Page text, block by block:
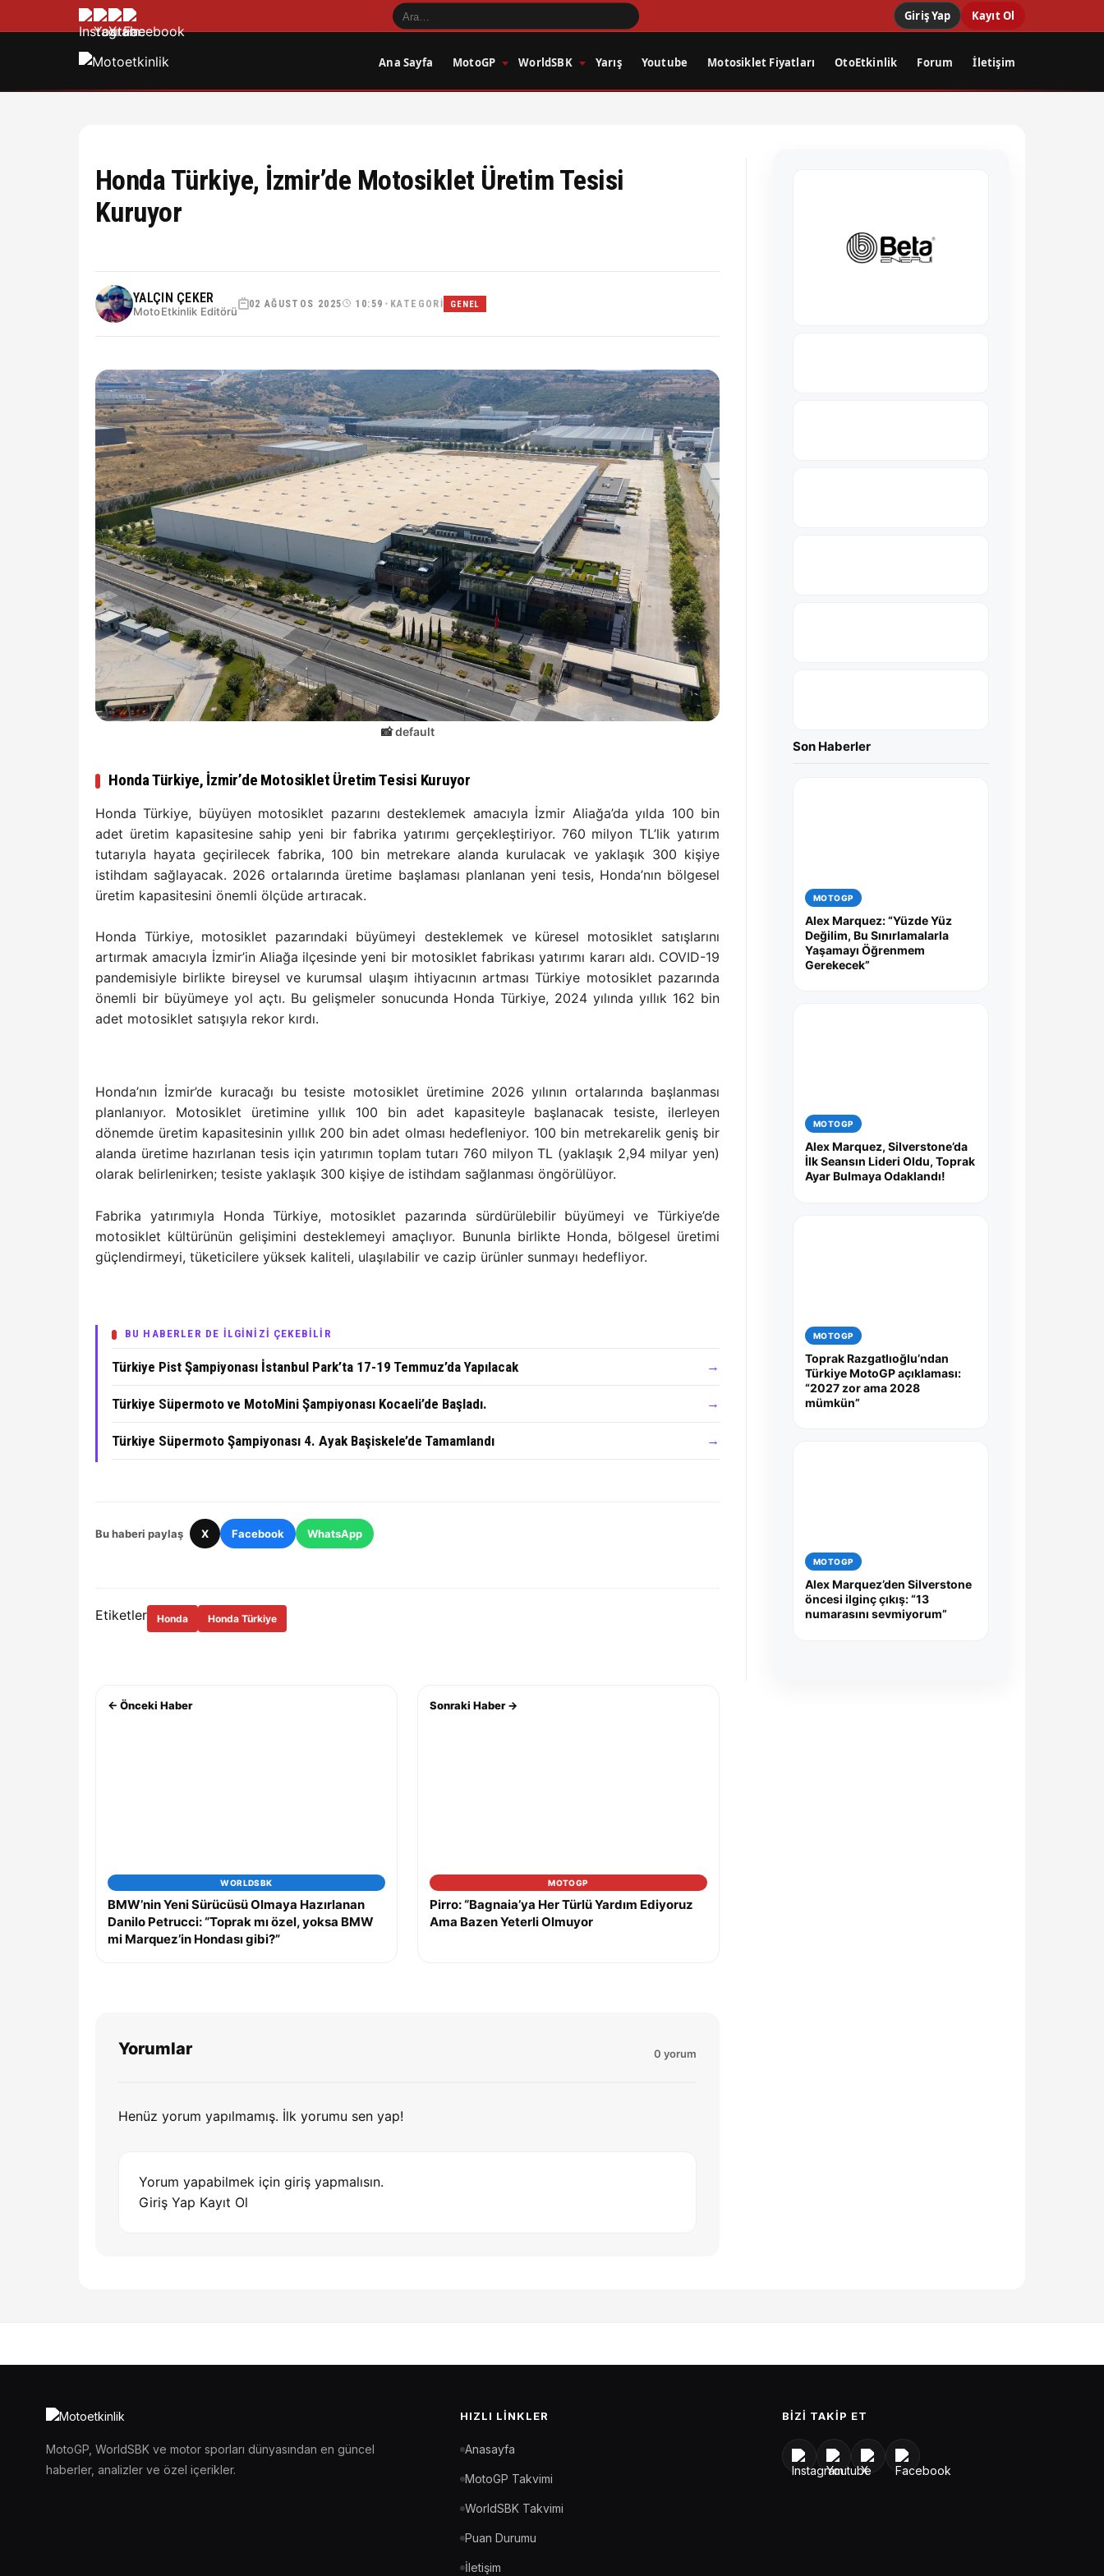
Giriş Yap Kayıt Ol
Ana Sayfa MotoGP WorldSBK Yarış Youtube Motosiklet Fiyatları OtoEtkinlik Forum İletişim
Honda Türkiye, İzmir’de Motosiklet Üretim Tesisi
Kuruyor
YALÇIN ÇEKER
MotoEtkinlik Editörü
02 AĞUSTOS 2025 10:59 • KATEGORI GENEL
default
Honda Türkiye, İzmir’de Motosiklet Üretim Tesisi Kuruyor
Honda Türkiye, büyüyen motosiklet pazarını desteklemek amacıyla İzmir Aliağa’da yılda 100 bin
adet üretim kapasitesine sahip yeni bir fabrika yatırımı gerçekleştiriyor. 760 milyon TL’lik yatırım
tutarıyla hayata geçirilecek fabrika, 100 bin metrekare alanda kurulacak ve yaklaşık 300 kişiye
istihdam sağlayacak. 2026 ortalarında üretime başlaması planlanan yeni tesis, Honda’nın bölgesel
üretim kapasitesini önemli ölçüde artıracak.
Honda Türkiye, motosiklet pazarındaki büyümeyi desteklemek ve küresel motosiklet satışlarını
artırmak amacıyla İzmir’in Aliağa ilçesinde yeni bir motosiklet fabrikası yatırımı kararı aldı. COVID-19
pandemisiyle birlikte bireysel ve kurumsal ulaşım ihtiyacının artması Türkiye motosiklet pazarında
önemli bir büyümeye yol açtı. Bu gelişmeler sonucunda Honda Türkiye, 2024 yılında yıllık 162 bin
adet motosiklet satışıyla rekor kırdı.
Honda’nın İzmir’de kuracağı bu tesiste motosiklet üretimine 2026 yılının ortalarında başlanması
planlanıyor. Motosiklet üretimine yıllık 100 bin adet kapasiteyle başlanacak tesiste, ilerleyen
dönemde üretim kapasitesinin yıllık 200 bin adet olması hedefleniyor. 100 bin metrekarelik geniş bir
alanda üretime hazırlanan tesis için yatırımın toplam tutarı 760 milyon TL (yaklaşık 2,94 milyar yen)
olarak belirlenirken; tesiste yaklaşık 300 kişiye de istihdam sağlanması öngörülüyor.
Fabrika yatırımıyla Honda Türkiye, motosiklet pazarında sürdürülebilir büyümeyi ve Türkiye’de
motosiklet kültürünün gelişimini desteklemeyi amaçlıyor. Bununla birlikte Honda, bölgesel üretimi
güçlendirmeyi, tüketicilere yüksek kaliteli, ulaşılabilir ve cazip ürünler sunmayı hedefliyor.
BU HABERLER DE İLGİNİZİ ÇEKEBİLİR
Türkiye Pist Şampiyonası İstanbul Park’ta 17-19 Temmuz’da Yapılacak →
Türkiye Süpermoto ve MotoMini Şampiyonası Kocaeli’de Başladı. →
Türkiye Süpermoto Şampiyonası 4. Ayak Başiskele’de Tamamlandı →
Bu haberi paylaş X Facebook WhatsApp
Etiketler Honda Honda Türkiye
← Önceki Haber
WORLDSBK
BMW’nin Yeni Sürücüsü Olmaya Hazırlanan
Danilo Petrucci: “Toprak mı özel, yoksa BMW
mi Marquez’in Hondası gibi?”
Sonraki Haber →
MOTOGP
Pirro: “Bagnaia’ya Her Türlü Yardım Ediyoruz
Ama Bazen Yeterli Olmuyor
Yorumlar 0 yorum
Henüz yorum yapılmamış. İlk yorumu sen yap!
Yorum yapabilmek için giriş yapmalısın.
Giriş Yap Kayıt Ol
Son Haberler
MOTOGP
Alex Marquez: “Yüzde Yüz
Değilim, Bu Sınırlamalarla
Yaşamayı Öğrenmem
Gerekecek”
MOTOGP
Alex Marquez, Silverstone’da
İlk Seansın Lideri Oldu, Toprak
Ayar Bulmaya Odaklandı!
MOTOGP
Toprak Razgatlıoğlu’ndan
Türkiye MotoGP açıklaması:
“2027 zor ama 2028
mümkün”
MOTOGP
Alex Marquez’den Silverstone
öncesi ilginç çıkış: “13
numarasını sevmiyorum”
MotoGP, WorldSBK ve motor sporları dünyasından en güncel
haberler, analizler ve özel içerikler.
HIZLI LINKLER
Anasayfa
MotoGP Takvimi
WorldSBK Takvimi
Puan Durumu
İletişim
BIZI TAKIP ET